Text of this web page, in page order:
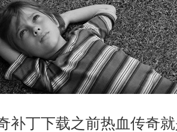
补丁下载之前热血传奇